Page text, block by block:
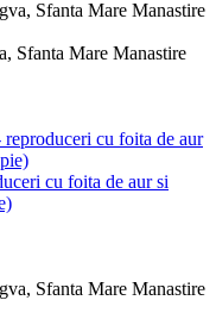
Sfanta Mare Manastire
cu foita de aur
cu foita de aur si